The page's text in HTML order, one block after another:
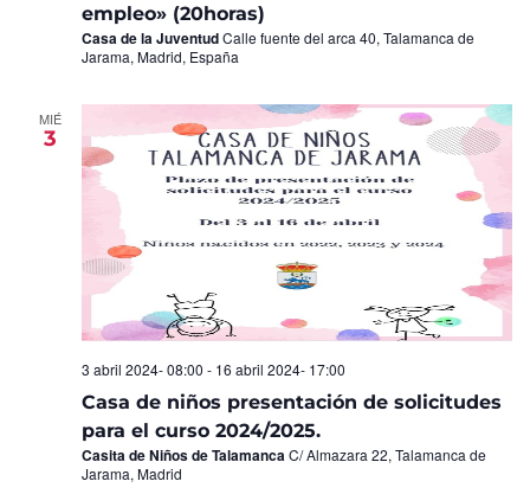
empleo» (20horas)
Casa de la JuventudCalle fuente del arca 40, Talamanca de
Jarama, Madrid, España
MIÉ
3
Casa de niños presentación de solicitudes
para el curso 2024/2025.
3 abril 2024- 08:00 - 16 abril 2024- 17:00
Casita de Niños de TalamancaC/ Almazara 22, Talamanca de
Jarama, Madrid